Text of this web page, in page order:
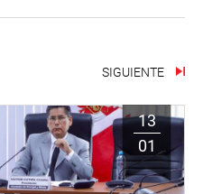
SIGUIENTE
13
01